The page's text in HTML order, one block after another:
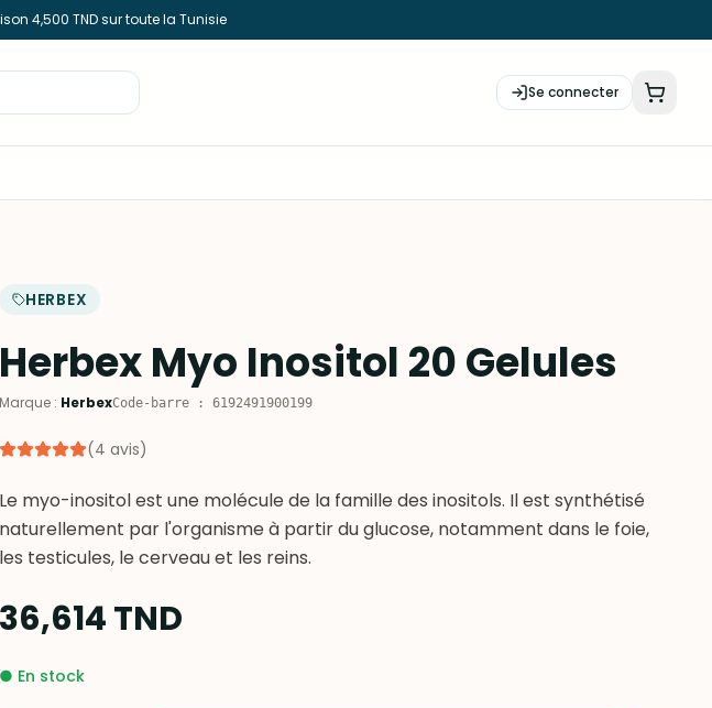
4,500 TND sur toute la Tunisie
Se connecter
HERBEX
Herbex Myo Inositol 20 Gelules
Marque : HerbexCode-barre : 6192491900199
(4 avis)
Le myo-inositol est une molécule de la famille des inositols. Il est synthétisé
naturellement par l'organisme à partir du glucose, notamment dans le foie,
les testicules, le cerveau et les reins.
36,614TND
● En stock